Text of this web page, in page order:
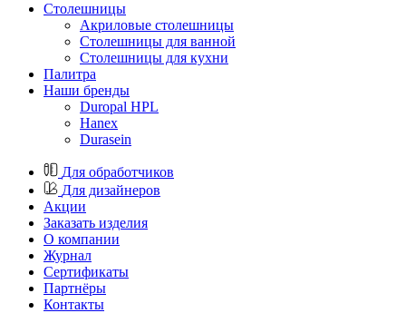
Столешницы
Акриловые столешницы
Столешницы для ванной
Столешницы для кухни
Палитра
Наши бренды
Duropal HPL
Hanex
Durasein
Для обработчиков
Для дизайнеров
Акции
Заказать изделия
О компании
Журнал
Cертификаты
Партнёры
Контакты